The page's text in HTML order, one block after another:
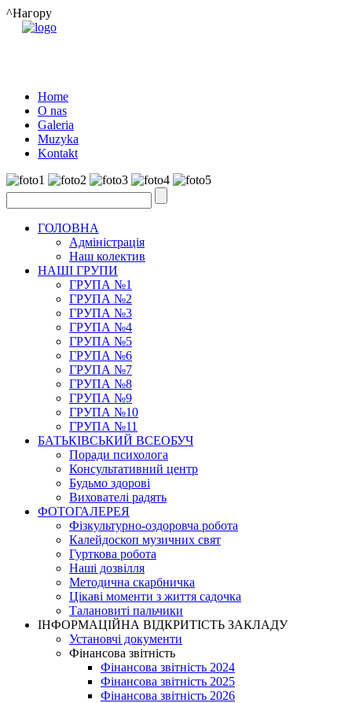
^Нагору
Home
O nas
Galeria
Muzyka
Kontakt
ГОЛОВНА
Адміністрація
Наш колектив
НАШІ ГРУПИ
ГРУПА №1
ГРУПА №2
ГРУПА №3
ГРУПА №4
ГРУПА №5
ГРУПА №6
ГРУПА №7
ГРУПА №8
ГРУПА №9
ГРУПА №10
ГРУПА №11
БАТЬКІВСЬКИЙ ВСЕОБУЧ
Поради психолога
Консультативний центр
Будьмо здорові
Вихователі радять
ФОТОГАЛЕРЕЯ
Фізкультурно-оздоровча робота
Калейдоскоп музичних свят
Гурткова робота
Наші дозвілля
Методична скарбничка
Цікаві моменти з життя садочка
Талановиті пальчики
ІНФОРМАЦІЙНА ВІДКРИТІСТЬ ЗАКЛАДУ
Установчі документи
Фінансова звітність
Фінансова звітність 2024
Фінансова звітність 2025
Фінансова звітність 2026